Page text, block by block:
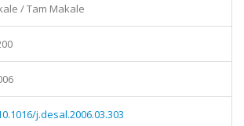
/ Tam Makale
j.desal.2006.03.303